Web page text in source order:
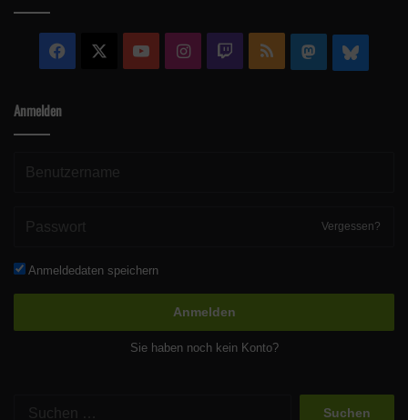
Facebook YouTubeInstagram
Twitch RSS Mastodon
Anmelden
Vergessen?
Anmeldedaten speichern
Anmelden
Sie haben noch kein Konto?